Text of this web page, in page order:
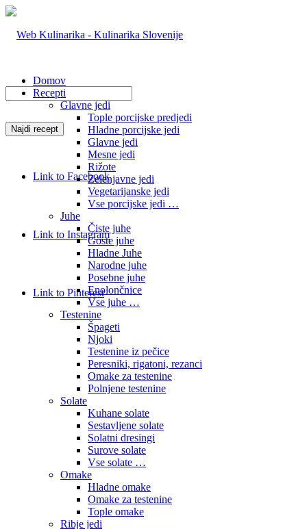
Link to Facebook
Link to Instagram
Link to Pinterest
Domov
Recepti
Glavne jedi
Tople porcijske predjedi
Hladne porcijske jedi
Glavne jedi
Mesne jedi
Rižote
Zelenjavne jedi
Vegetarijanske jedi
Vse porcijske jedi …
Juhe
Čiste juhe
Goste juhe
Hladne Juhe
Narodne juhe
Posebne juhe
Enolončnice
Vse juhe …
Testenine
Špageti
Njoki
Testenine iz pečice
Peresniki, rigatoni, rezanci
Omake za testenine
Polnjene testenine
Solate
Kuhane solate
Sestavljene solate
Solatni dresingi
Surove solate
Vse solate …
Omake
Hladne omake
Omake za testenine
Tople omake
Ribje jedi